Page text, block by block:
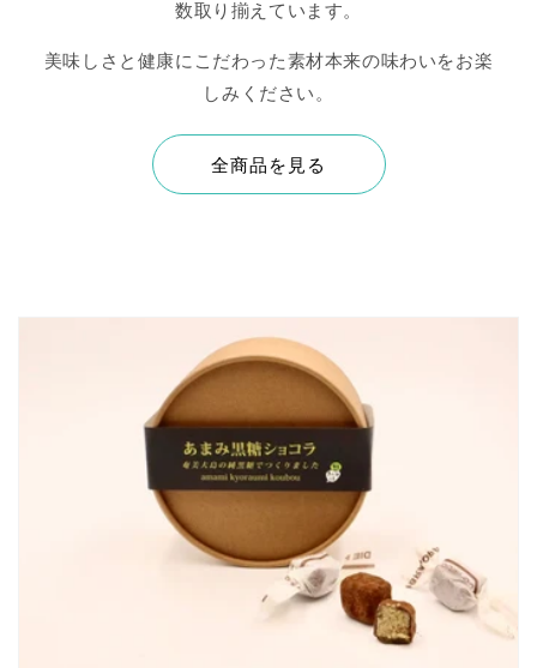
数取り揃えています。
美味しさと健康にこだわった素材本来の味わいをお楽
しみください。
全商品を見る